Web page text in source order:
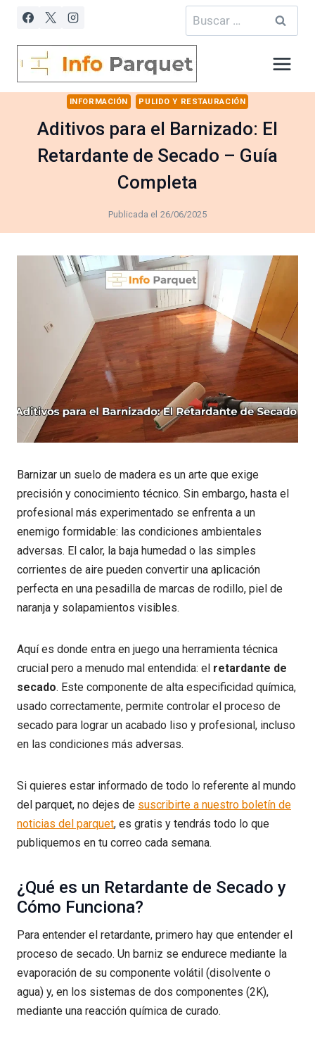
Saltar
contenido
Buscar:
INFORMACIÓN PULIDO Y RESTAURACIÓN
Aditivos para el Barnizado: El
Retardante de Secado – Guía
Completa
Publicada el 26/06/2025
Barnizar un suelo de madera es un arte que exige
precisión y conocimiento técnico. Sin embargo, hasta el
profesional más experimentado se enfrenta a un
enemigo formidable: las condiciones ambientales
adversas. El calor, la baja humedad o las simples
corrientes de aire pueden convertir una aplicación
perfecta en una pesadilla de marcas de rodillo, piel de
naranja y solapamientos visibles.
Aquí es donde entra en juego una herramienta técnica
crucial pero a menudo mal entendida: el retardante de
secado. Este componente de alta especificidad química,
usado correctamente, permite controlar el proceso de
secado para lograr un acabado liso y profesional, incluso
en las condiciones más adversas.
Si quieres estar informado de todo lo referente al mundo
del parquet, no dejes de suscribirte a nuestro boletín de
noticias del parquet, es gratis y tendrás todo lo que
publiquemos en tu correo cada semana.
¿Qué es un Retardante de Secado y
Cómo Funciona?
Para entender el retardante, primero hay que entender el
proceso de secado. Un barniz se endurece mediante la
evaporación de su componente volátil (disolvente o
agua) y, en los sistemas de dos componentes (2K),
mediante una reacción química de curado.